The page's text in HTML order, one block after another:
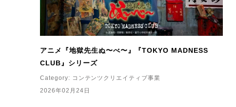
アニメ『地獄先生ぬ〜べ〜』『TOKYO MADNESS
CLUB』シリーズ
Category: コンテンツクリエイティブ事業
2026年02月24日